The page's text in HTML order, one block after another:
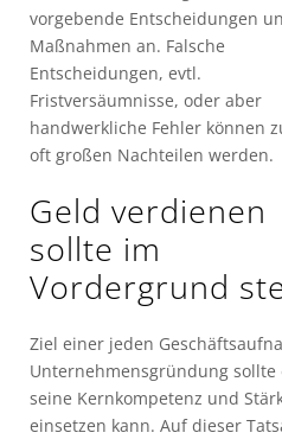
vorgebende Entscheidungen
Maßnahmen an. Falsche
Entscheidungen, evtl.
Fristversäumnisse, oder aber
handwerkliche Fehler können
oft großen Nachteilen werden.
Geld verdienen
sollte im
Vordergrund
Ziel einer jeden
Unternehmensgründung sollte
seine Kernkompetenz und
einsetzen kann. Auf dieser